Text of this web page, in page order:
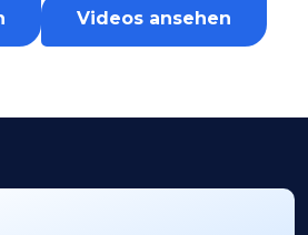
Videos ansehen